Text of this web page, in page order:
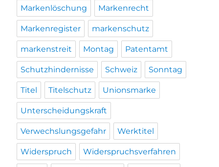
Markenlöschung Markenrecht
Markenregister markenschutz
markenstreit Montag Patentamt
Schutzhindernisse Schweiz Sonntag
Titel Titelschutz Unionsmarke
Unterscheidungskraft
Verwechslungsgefahr Werktitel
Widerspruch Widerspruchsverfahren